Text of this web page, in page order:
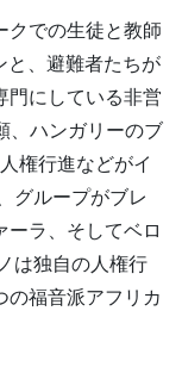
クでの生徒と教師
と、避難者たちが
門にしている非営
、ハンガリーのブ
権行進などがイ
グループがブレ
ラ、そしてベロ
は独自の人権行
の福音派アフリカ